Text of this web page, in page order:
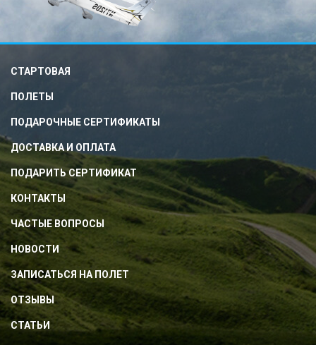
СТАРТОВАЯ
ПОЛЕТЫ
ПОДАРОЧНЫЕ СЕРТИФИКАТЫ
ДОСТАВКА И ОПЛАТА
ПОДАРИТЬ СЕРТИФИКАТ
КОНТАКТЫ
ЧАСТЫЕ ВОПРОСЫ
НОВОСТИ
ЗАПИСАТЬСЯ НА ПОЛЕТ
ОТЗЫВЫ
СТАТЬИ